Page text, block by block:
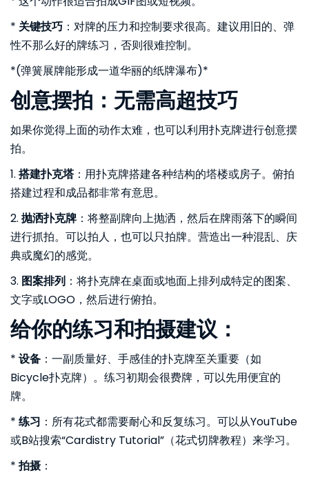
* 关键技巧 ：对牌的压力和控制要求很高。建议用旧的、弹
性不那么好的牌练习，否则很难控制。
*(弹簧展牌能形成一道华丽的纸牌瀑布)*
创意摆拍：无需高超技巧
如果你觉得上面的动作太难，也可以利用扑克牌进行创意摆
拍。
1. 搭建扑克塔：用扑克牌搭建各种结构的塔楼或房子。俯拍
搭建过程和成品都非常有意思。
2. 抛洒扑克牌 ：将整副牌向上抛洒，然后在牌雨落下的瞬间
进行抓拍。可以拍人，也可以只拍牌。营造出一种混乱、庆
典或魔幻的感觉。
3. 图案排列 ：将扑克牌在桌面或地面上排列成特定的图案、
文字或LOGO，然后进行俯拍。
给你的练习和拍摄建议：
* 设备 ：一副质量好、手感佳的扑克牌至关重要（如
Bicycle扑克牌）。练习初期会很费牌，可以先用便宜的
牌。
* 练习 ：所有花式都需要耐心和反复练习。可以从YouTube
或B站搜索“Cardistry Tutorial”（花式切牌教程）来学习。
* 拍摄 ：